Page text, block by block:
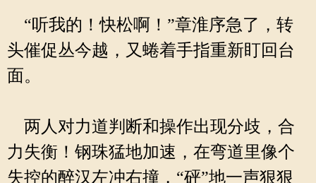
“听我的！快松啊！”章淮序急了，转
头催促丛今越，又蜷着手指重新盯回台
面。
两人对力道判断和操作出现分歧，合
力失衡！钢珠猛地加速，在弯道里像个
失控的醉汉左冲右撞，“砰”地一声狠狠